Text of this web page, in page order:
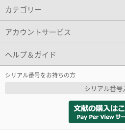
カテゴリー
アカウントサービス
ヘルプ＆ガイド
シリアル番号をお持ちの方
シリアル番号